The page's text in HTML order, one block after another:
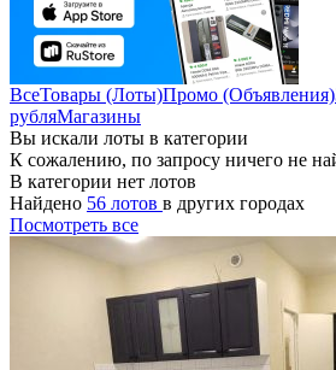
ВсеТовары (Лоты)Промо (Объявления)
рубляМагазины
Вы искали лоты в категории
К сожалению, по запросу ничего не
В категории нет лотов
Найдено 56 лотов в других городах
Посмотреть все